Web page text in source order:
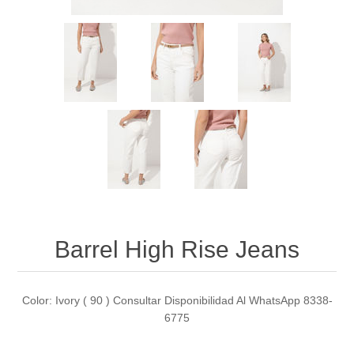
Barrel High Rise Jeans
Color: Ivory ( 90 ) Consultar Disponibilidad Al WhatsApp 8338-
6775